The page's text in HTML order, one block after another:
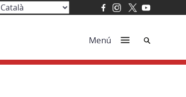
Menú Cerca